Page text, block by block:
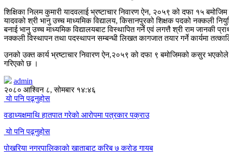
शिक्षिका निलम कुमारी यादवलाई भ्रष्टाचार निवारण ‌ऐन, २०५९ को दफा १५
यादवको श्री भानु उच्च माध्यमिक विद्यालय, किसानपुरको शिक्षक पदको नक्कली
बनाई भानु उच्च माध्यमिक विद्यालयबाट विस्थापित गर्ने एवं लगत्तै श्री राम जानकी
नक्कली विस्थापन तथा पदस्थापन सम्बन्धी लिखत कागजात तयार गर्ने कार्यमा
उनको उक्त कार्य भ्रष्टाचार निवारण ऐन,२०५९ को दफा ९ बमोजिमको कसुर
गरिएको छ ।
admin
२०८० आश्विन ८, सोमबार १४:४६
यो पनि पढ्नुहोस
वडाध्यक्षमाथि हातपात गरेको आरोपमा पत्रकार पक्राउ
यो पनि पढ्नुहोस
पोखरिया नगरपालिकाको खाताबाट करिब ७ करोड गायब